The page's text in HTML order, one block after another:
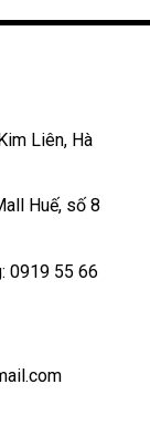
Liên, Hà
Huế, số 8
0919 55 66